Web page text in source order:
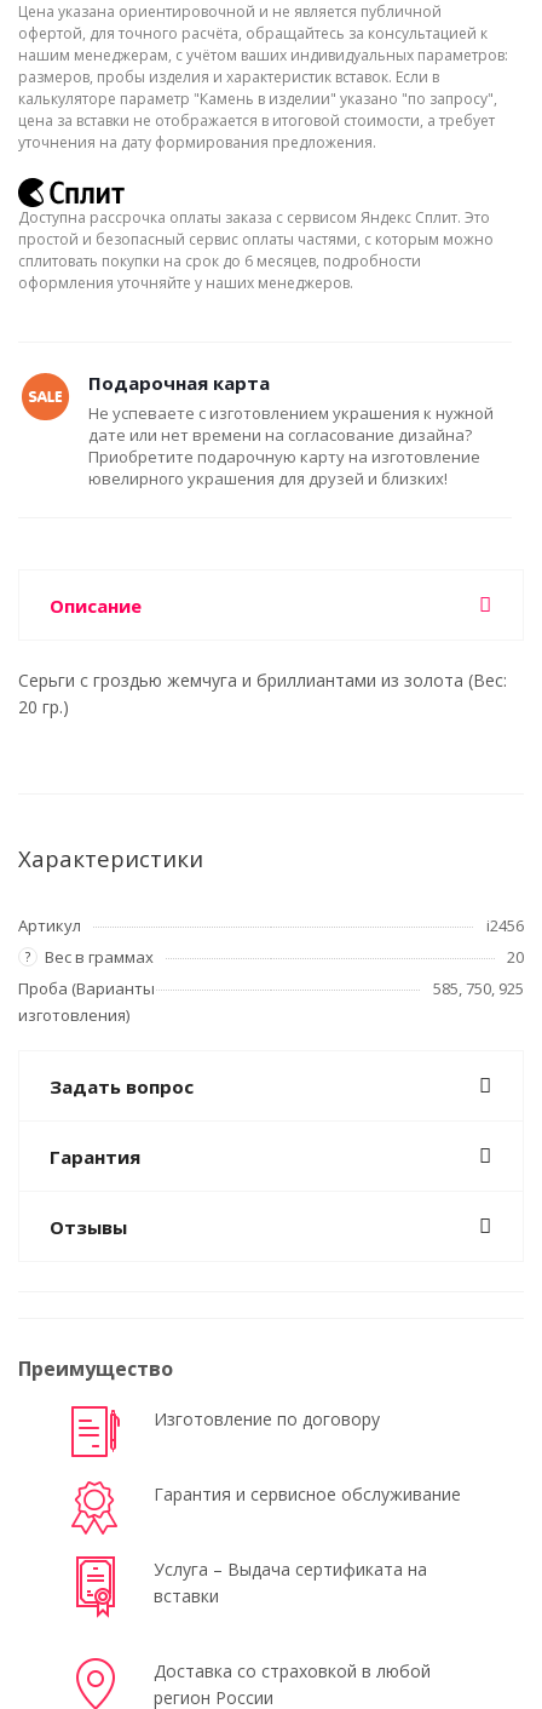
Цена указана ориентировочной и не является публичной
офертой, для точного расчёта, обращайтесь за консультацией к
нашим менеджерам, с учётом ваших индивидуальных параметров:
размеров, пробы изделия и характеристик вставок. Если в
калькуляторе параметр "Камень в изделии" указано "по запросу",
цена за вставки не отображается в итоговой стоимости, а требует
уточнения на дату формирования предложения.
Доступна рассрочка оплаты заказа с сервисом Яндекс Сплит. Это
простой и безопасный сервис оплаты частями, с которым можно
сплитовать покупки на срок до 6 месяцев, подробности
оформления уточняйте у наших менеджеров.
Подарочная карта
Не успеваете с изготовлением украшения к нужной
дате или нет времени на согласование дизайна?
Приобретите подарочную карту на изготовление
ювелирного украшения для друзей и близких!
Описание
Серьги с гроздью жемчуга и бриллиантами из золота (Вес:
20 гр.)
Характеристики
Артикул i2456
? Вес в граммах
20
Проба (Варианты
изготовления)
585, 750, 925
Задать вопрос
Гарантия
Отзывы
Преимущество
Изготовление по договору
Гарантия и сервисное обслуживание
Услуга – Выдача сертификата на
вставки
Доставка со страховкой в любой
регион России